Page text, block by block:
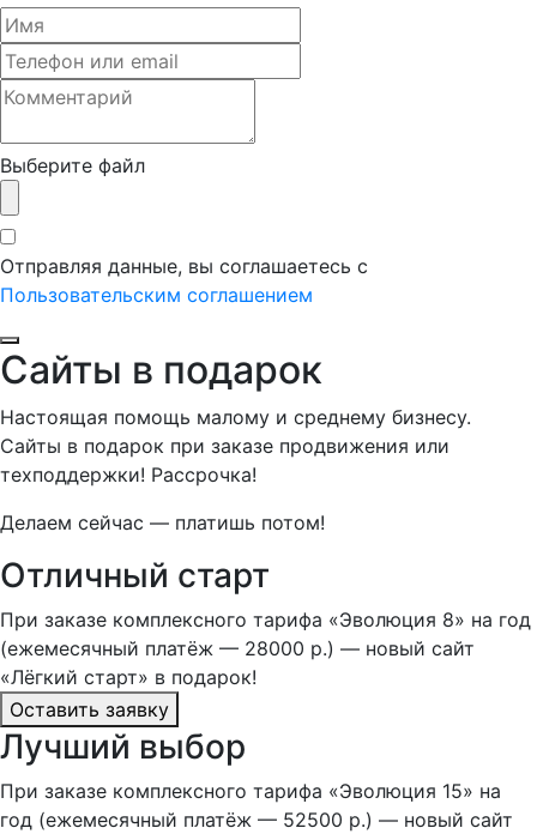
Выберите файл
Отправляя данные, вы соглашаетесь с
Пользовательским соглашением
Сайты в подарок
Настоящая помощь малому и среднему бизнесу.
Сайты в подарок при заказе продвижения или
техподдержки! Рассрочка!
Делаем сейчас — платишь потом!
Отличный старт
При заказе комплексного тарифа «Эволюция 8» на год
(ежемесячный платёж — 28000 р.) — новый сайт
«Лёгкий старт» в подарок!
Оставить заявку
Лучший выбор
При заказе комплексного тарифа «Эволюция 15» на
год (ежемесячный платёж — 52500 р.) — новый сайт